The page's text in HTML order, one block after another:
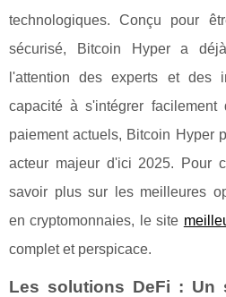
technologiques. Conçu pour
sécurisé, Bitcoin Hyper a
l'attention des experts et des
capacité à s'intégrer
paiement actuels, Bitcoin Hyper
acteur majeur d'ici 2025. Pour
savoir plus sur les meilleures
en cryptomonnaies, le site
complet et perspicace.
Les solutions DeFi : Un